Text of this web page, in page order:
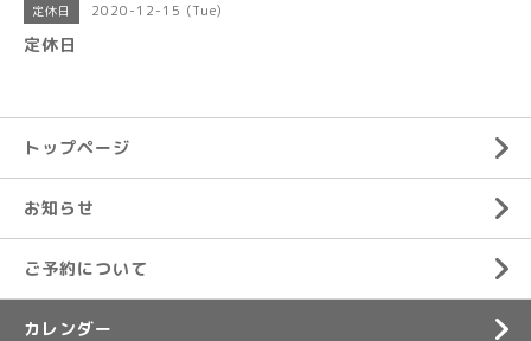
定休日 2020-12-15 (Tue)
定休日
トップページ
お知らせ
ご予約について
カレンダー